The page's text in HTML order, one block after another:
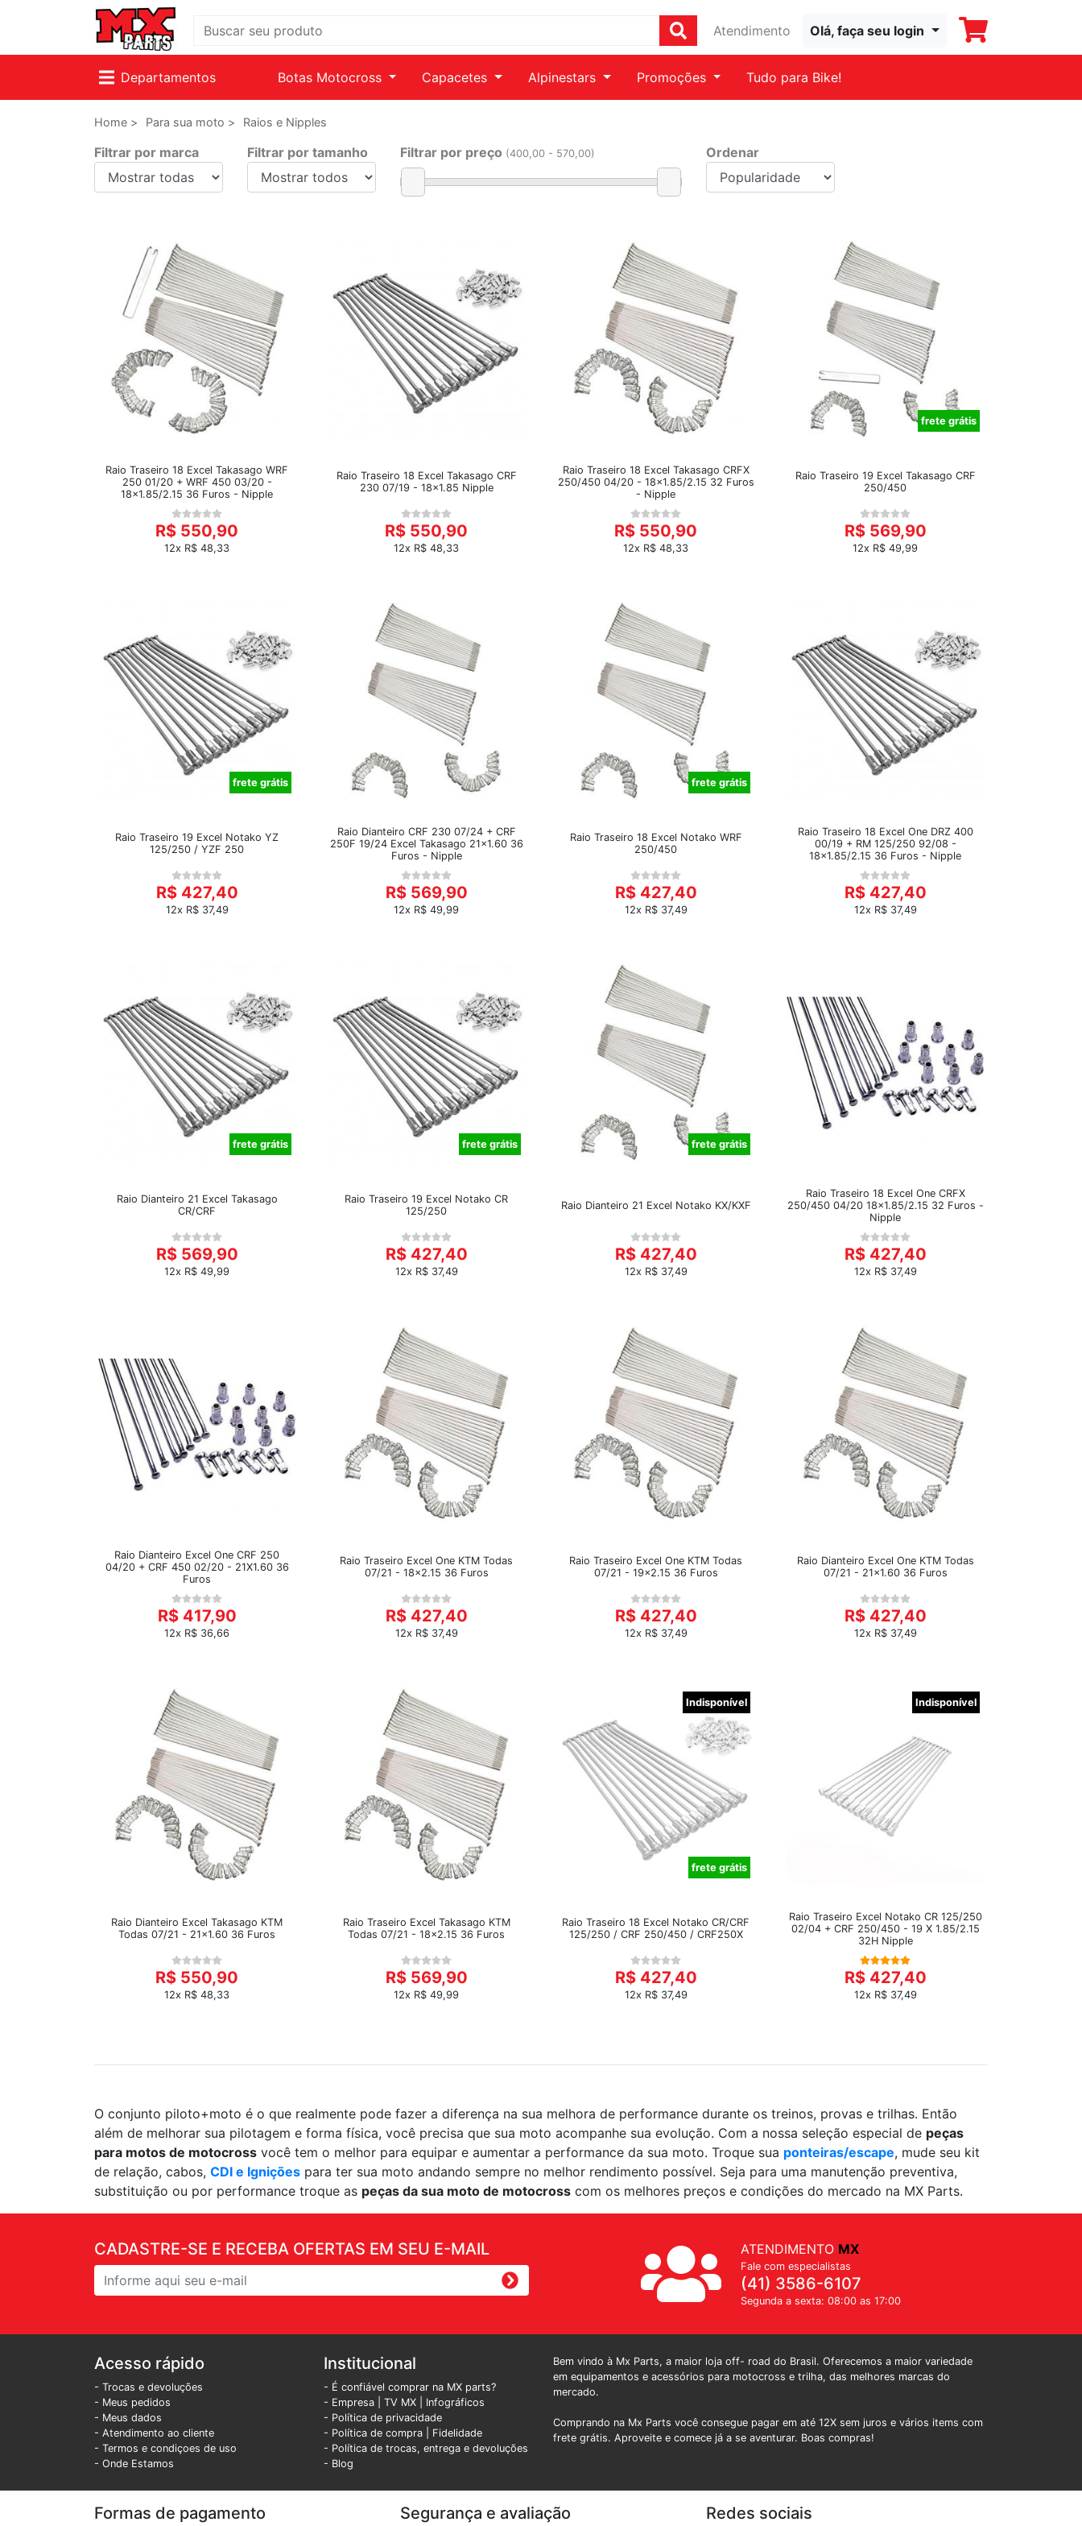
Atendimento Olá, faça seu login
Departamentos Botas Motocross Capacetes Alpinestars Promoções Tudo para Bike!
Home > Para sua moto > Raios e Nipples
Filtrar por marca Filtrar por tamanho Filtrar por preço (400,00 - 570,00) Ordenar
Raio Traseiro 18 Excel Takasago WRF
250 01/20 + WRF 450 03/20 -
18x1.85/2.15 36 Furos - Nipple
R$ 550,90
12x R$ 48,33
Raio Traseiro 18 Excel Takasago CRF
230 07/19 - 18x1.85 Nipple
R$ 550,90
12x R$ 48,33
Raio Traseiro 18 Excel Takasago CRFX
250/450 04/20 - 18x1.85/2.15 32 Furos
- Nipple
R$ 550,90
12x R$ 48,33
frete grátis
Raio Traseiro 19 Excel Takasago CRF
250/450
R$ 569,90
12x R$ 49,99
frete grátis
Raio Traseiro 19 Excel Notako YZ
125/250 / YZF 250
R$ 427,40
12x R$ 37,49
Raio Dianteiro CRF 230 07/24 + CRF
250F 19/24 Excel Takasago 21x1.60 36
Furos - Nipple
R$ 569,90
12x R$ 49,99
frete grátis
Raio Traseiro 18 Excel Notako WRF
250/450
R$ 427,40
12x R$ 37,49
Raio Traseiro 18 Excel One DRZ 400
00/19 + RM 125/250 92/08 -
18x1.85/2.15 36 Furos - Nipple
R$ 427,40
12x R$ 37,49
frete grátis
Raio Dianteiro 21 Excel Takasago
CR/CRF
R$ 569,90
12x R$ 49,99
frete grátis
Raio Traseiro 19 Excel Notako CR
125/250
R$ 427,40
12x R$ 37,49
frete grátis
Raio Dianteiro 21 Excel Notako KX/KXF
R$ 427,40
12x R$ 37,49
Raio Traseiro 18 Excel One CRFX
250/450 04/20 18x1.85/2.15 32 Furos -
Nipple
R$ 427,40
12x R$ 37,49
Raio Dianteiro Excel One CRF 250
04/20 + CRF 450 02/20 - 21X1.60 36
Furos
R$ 417,90
12x R$ 36,66
Raio Traseiro Excel One KTM Todas
07/21 - 18x2.15 36 Furos
R$ 427,40
12x R$ 37,49
Raio Traseiro Excel One KTM Todas
07/21 - 19x2.15 36 Furos
R$ 427,40
12x R$ 37,49
Raio Dianteiro Excel One KTM Todas
07/21 - 21x1.60 36 Furos
R$ 427,40
12x R$ 37,49
Raio Dianteiro Excel Takasago KTM
Todas 07/21 - 21x1.60 36 Furos
R$ 550,90
12x R$ 48,33
Raio Traseiro Excel Takasago KTM
Todas 07/21 - 18x2.15 36 Furos
R$ 569,90
12x R$ 49,99
Indisponível
frete grátis
Raio Traseiro 18 Excel Notako CR/CRF
125/250 / CRF 250/450 / CRF250X
R$ 427,40
12x R$ 37,49
Indisponível
Raio Traseiro Excel Notako CR 125/250
02/04 + CRF 250/450 - 19 X 1.85/2.15
32H Nipple
R$ 427,40
12x R$ 37,49
O conjunto piloto+moto é o que realmente pode fazer a diferença na sua melhora de performance durante os treinos, provas e trilhas. Então
além de melhorar sua pilotagem e forma física, você precisa que sua moto acompanhe sua evolução. Com a nossa seleção especial de peças
para motos de motocross você tem o melhor para equipar e aumentar a performance da sua moto. Troque sua ponteiras/escape, mude seu kit
de relação, cabos, CDI e Ignições para ter sua moto andando sempre no melhor rendimento possível. Seja para uma manutenção preventiva,
substituição ou por performance troque as peças da sua moto de motocross com os melhores preços e condições do mercado na MX Parts.
CADASTRE-SE E RECEBA OFERTAS EM SEU E-MAIL ATENDIMENTO MX
Fale com especialistas
(41) 3586-6107
Segunda a sexta: 08:00 as 17:00
Acesso rápido
- Trocas e devoluções
- Meus pedidos
- Meus dados
- Atendimento ao cliente
- Termos e condiçoes de uso
- Onde Estamos
Institucional
- É confiável comprar na MX parts?
- Empresa
TV MX
Infográficos
- Política de privacidade
- Política de compra | Fidelidade
- Política de trocas, entrega e devoluções
- Blog
Bem vindo à Mx Parts, a maior loja off- road do Brasil. Oferecemos a maior variedade
em equipamentos e acessórios para motocross e trilha, das melhores marcas do
mercado.
Comprando na Mx Parts você consegue pagar em até 12X sem juros e vários items com
frete grátis. Aproveite e comece já a se aventurar. Boas compras!
Formas de pagamento Segurança e avaliação Redes sociais